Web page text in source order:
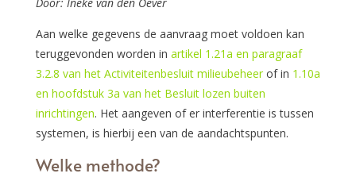
Aan welke gegevens de aanvraag moet voldoen kan
teruggevonden worden in artikel 1.21a en paragraaf
3.2.8 van het Activiteitenbesluit milieubeheerof in 1.10a
en hoofdstuk 3a van het Besluit lozen buiten
inrichtingen. Het aangeven of er interferentie is tussen
systemen, is hierbij een van de aandachtspunten.
Welke methode?